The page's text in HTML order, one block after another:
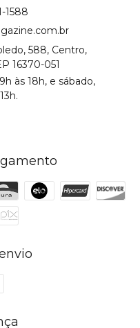
1588
588, Centro,
16370-051
às 18h, e sábado,